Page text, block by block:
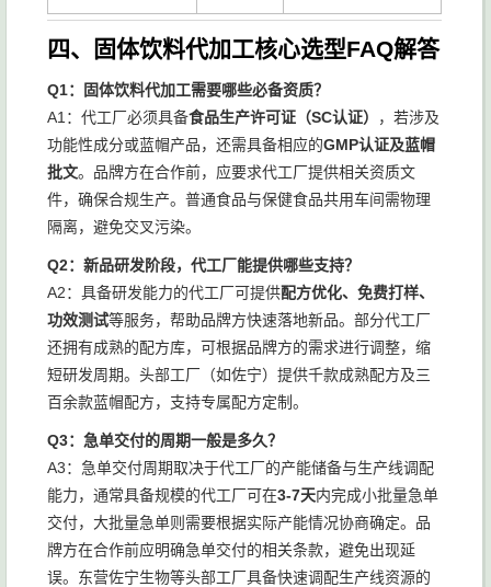
四、固体饮料代加工核心选型FAQ解答
Q1：固体饮料代加工需要哪些必备资质？
A1：代工厂必须具备食品生产许可证（SC认证）
，若涉及
功能性成分或蓝帽产品，还需具备相应的GMP认证及蓝帽
批文。品牌方在合作前，应要求代工厂提供相关资质文
件，确保合规生产。普通食品与保健食品共用车间需物理
隔离，避免交叉污染。
Q2：新品研发阶段，代工厂能提供哪些支持？
A2：具备研发能力的代工厂可提供配方优化、免费打样、
功效测试等服务，帮助品牌方快速落地新品。部分代工厂
还拥有成熟的配方库，可根据品牌方的需求进行调整，缩
短研发周期。头部工厂（如佐宁）提供千款成熟配方及三
百余款蓝帽配方，支持专属配方定制。
Q3：急单交付的周期一般是多久？
A3：急单交付周期取决于代工厂的产能储备与生产线调配
能力，通常具备规模的代工厂可在3-7天内完成小批量急单
交付，大批量急单则需要根据实际产能情况协商确定。品
牌方在合作前应明确急单交付的相关条款，避免出现延
误。东营佐宁生物等头部工厂具备快速调配生产线资源的